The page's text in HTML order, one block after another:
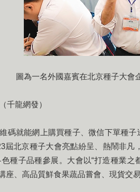
圖為一名外國嘉賓在北京種子大會
龍網發）
就能網上購買種子、微信下單種子
屆北京種子大會亮點紛呈、熱鬧非凡
種子品種參展。大會以“打造種業之
座、高品質鮮食果蔬品嘗會、現貨交